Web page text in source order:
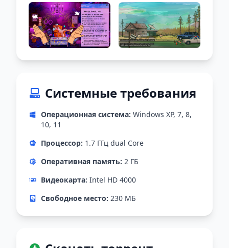
Системные требования
Операционная система: Windows XP, 7, 8,
10, 11
Процессор: 1.7 ГГц dual Core
Оперативная память: 2 ГБ
Видеокарта: Intel HD 4000
Свободное место: 230 МБ